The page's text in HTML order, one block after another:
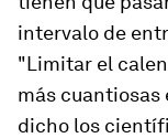
intervalo de
"Limitar el
más cuantiosas
dicho los